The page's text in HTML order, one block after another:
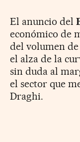
El anuncio del
económico de
del volumen
el alza de la
sin duda al
el sector que
Draghi.